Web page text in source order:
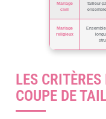
Mariage
civil
Tailleur-
Mariage
religieux
LES
COUPE DE